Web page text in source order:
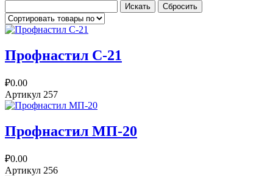
Профнастил С-21
₽0.00
Артикул 257
Профнастил МП-20
₽0.00
Артикул 256